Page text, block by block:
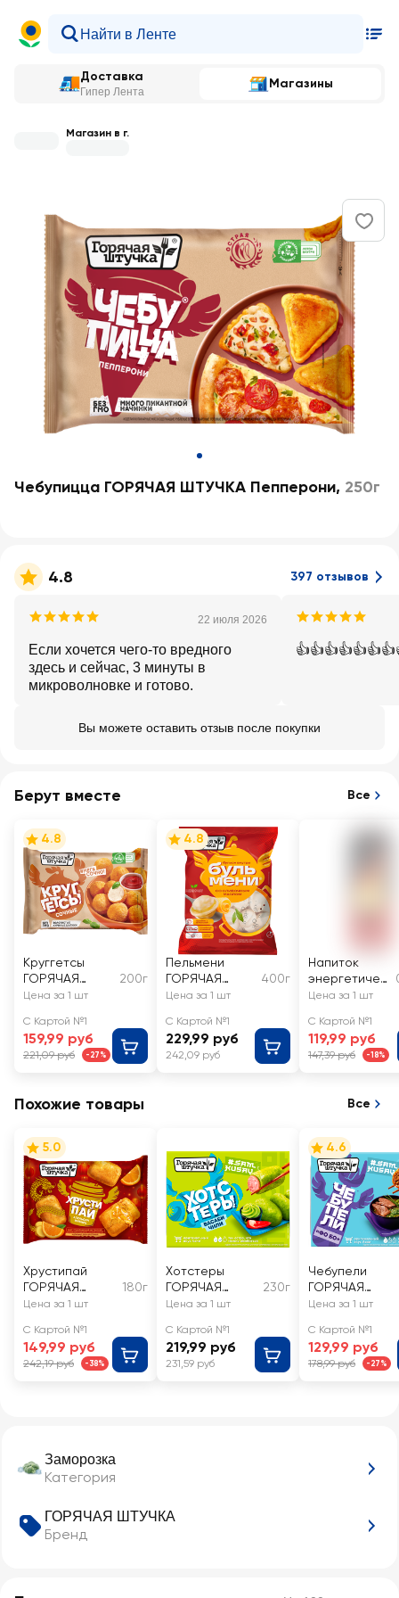
Доставка
Гипер Лента
Магазины
Магазин в г.
Чебупицца ГОРЯЧАЯ ШТУЧКА Пепперони, 250г
4.8 397 отзывов
22 июля 2026
Если хочется чего-то вредного
здесь и сейчас, 3 минуты в
микроволновке и готово.
Вы можете оставить отзыв после покупки
Заморозка
Категория
ГОРЯЧАЯ ШТУЧКА
Бренд
Берут вместе Все
4.8
Круггетсы
ГОРЯЧАЯ
ШТУЧКА
200г
Цена за 1 шт
С Картой №1
159,99 руб
221,09 руб -27%
4.8
Пельмени
ГОРЯЧАЯ
ШТУЧКА
сливочным
маслом
400г
Цена за 1 шт
С Картой №1
229,99 руб
242,09 руб
Напиток
энергетичес
кий BURN
й
Цена за 1 шт
С Картой №1
119,99 руб
147,39 руб -18%
Похожие товары Все
5.0
Хрустипай
ГОРЯЧАЯ
ШТУЧКА
имбирь
180г
Цена за 1 шт
С Картой №1
149,99 руб
242,19 руб -38%
Хотстеры
ГОРЯЧАЯ
ШТУЧКА
230г
Цена за 1 шт
С Картой №1
219,99 руб
231,59 руб
4.6
Чебупели
ГОРЯЧАЯ
ШТУЧКА со
Цена за 1 шт
С Картой №1
129,99 руб
178,99 руб -27%